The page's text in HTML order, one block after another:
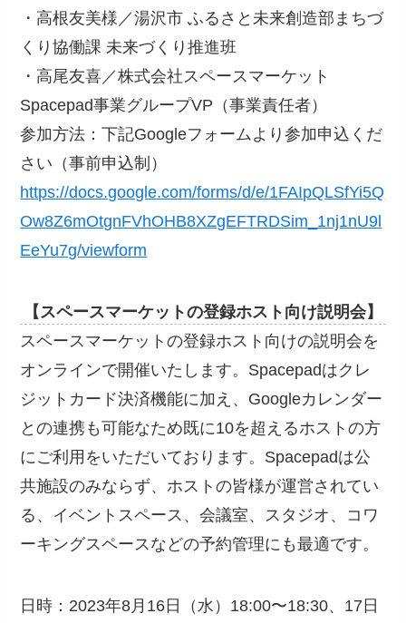
・高根友美様／湯沢市 ふるさと未来創造部まちづ
くり協働課 未来づくり推進班
・高尾友喜／株式会社スペースマーケット
Spacepad事業グループVP（事業責任者）
参加方法：下記Googleフォームより参加申込くだ
さい（事前申込制）
https://docs.google.com/forms/d/e/1FAIpQLSfYi5Q
Ow8Z6mOtgnFVhOHB8XZgEFTRDSim_1nj1nU9l
EeYu7g/viewform
【スペースマーケットの登録ホスト向け説明会】
スペースマーケットの登録ホスト向けの説明会を
オンラインで開催いたします。Spacepadはクレ
ジットカード決済機能に加え、Googleカレンダー
との連携も可能なため既に10を超えるホストの方
にご利用をいただいております。Spacepadは公
共施設のみならず、ホストの皆様が運営されてい
る、イベントスペース、会議室、スタジオ、コワ
ーキングスペースなどの予約管理にも最適です。
日時：2023年8月16日（水）18:00〜18:30、17日